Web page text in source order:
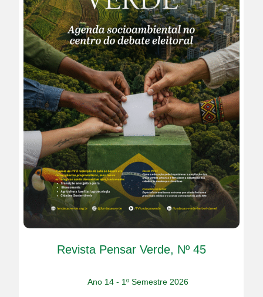
Revista Pensar Verde, Nº 45
Ano 14 - 1º Semestre 2026